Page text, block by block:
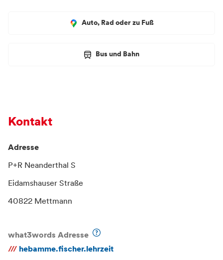
Auto, Rad oder zu Fuß
Bus und Bahn
Kontakt
Adresse
P+R Neanderthal S
Eidamshauser Straße
40822 Mettmann
what3words Adresse
/// hebamme.fischer.lehrzeit